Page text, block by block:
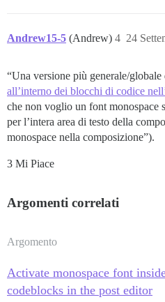
Andrew15-5 (Andrew) 24
4
“Una versione più generale/globale
all’interno dei blocchi di codice
che non voglio un font monospace
per l’intera area di testo della
monospace nella composizione”).
3 Mi Piace
Argomenti correlati
Argomento
Activate monospace font
codeblocks in the post editor